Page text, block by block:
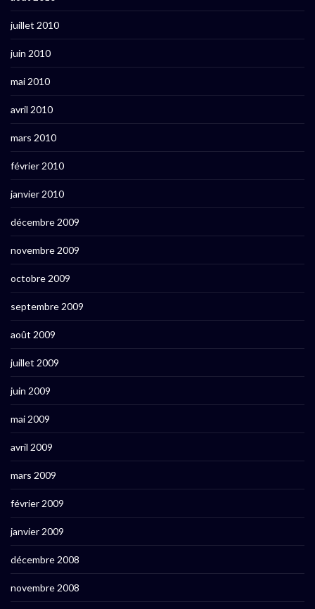
juillet 2010
juin 2010
mai 2010
avril 2010
mars 2010
février 2010
janvier 2010
décembre 2009
novembre 2009
octobre 2009
septembre 2009
août 2009
juillet 2009
juin 2009
mai 2009
avril 2009
mars 2009
février 2009
janvier 2009
décembre 2008
novembre 2008